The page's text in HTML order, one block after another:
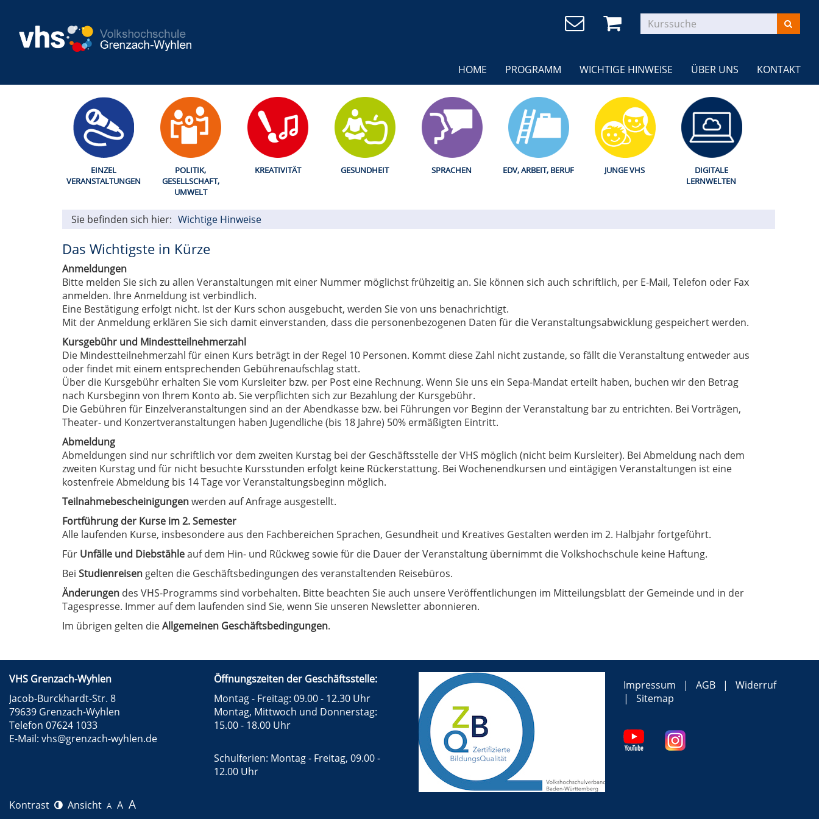
HOME PROGRAMM WICHTIGE HINWEISE ÜBER UNS KONTAKT
EINZEL
VERANSTALTUNGEN
POLITIK,
GESELLSCHAFT,
UMWELT
KREATIVITÄT GESUNDHEIT SPRACHEN EDV, ARBEIT, BERUF JUNGE VHS
DIGITALE
LERNWELTEN
Sie befinden sich hier: Wichtige Hinweise
Das Wichtigste in Kürze
Anmeldungen
Bitte melden Sie sich zu allen Veranstaltungen mit einer Nummer möglichst frühzeitig an. Sie können sich auch schriftlich, per E-Mail, Telefon oder Fax
anmelden. Ihre Anmeldung ist verbindlich.
Eine Bestätigung erfolgt nicht. Ist der Kurs schon ausgebucht, werden Sie von uns benachrichtigt.
Mit der Anmeldung erklären Sie sich damit einverstanden, dass die personenbezogenen Daten für die Veranstaltungsabwicklung gespeichert werden.
Kursgebühr und Mindestteilnehmerzahl
Die Mindestteilnehmerzahl für einen Kurs beträgt in der Regel 10 Personen. Kommt diese Zahl nicht zustande, so fällt die Veranstaltung entweder aus
oder findet mit einem entsprechenden Gebührenaufschlag statt.
Über die Kursgebühr erhalten Sie vom Kursleiter bzw. per Post eine Rechnung. Wenn Sie uns ein Sepa-Mandat erteilt haben, buchen wir den Betrag
nach Kursbeginn von Ihrem Konto ab. Sie verpflichten sich zur Bezahlung der Kursgebühr.
Die Gebühren für Einzelveranstaltungen sind an der Abendkasse bzw. bei Führungen vor Beginn der Veranstaltung bar zu entrichten. Bei Vorträgen,
Theater- und Konzertveranstaltungen haben Jugendliche (bis 18 Jahre) 50% ermäßigten Eintritt.
Abmeldung
Abmeldungen sind nur schriftlich vor dem zweiten Kurstag bei der Geschäftsstelle der VHS möglich (nicht beim Kursleiter). Bei Abmeldung nach dem
zweiten Kurstag und für nicht besuchte Kursstunden erfolgt keine Rückerstattung. Bei Wochenendkursen und eintägigen Veranstaltungen ist eine
kostenfreie Abmeldung bis 14 Tage vor Veranstaltungsbeginn möglich.
Teilnahmebescheinigungenwerden auf Anfrage ausgestellt.
Fortführung der Kurse im 2. Semester
Alle laufenden Kurse, insbesondere aus den Fachbereichen Sprachen, Gesundheit und Kreatives Gestalten werden im 2. Halbjahr fortgeführt.
Für Unfälle und Diebstähleauf dem Hin- und Rückweg sowie für die Dauer der Veranstaltung übernimmt die Volkshochschule keine Haftung.
Bei Studienreisen gelten die Geschäftsbedingungen des veranstaltenden Reisebüros.
Änderungen des VHS-Programms sind vorbehalten. Bitte beachten Sie auch unsere Veröffentlichungen im Mitteilungsblatt der Gemeinde und in der
Tagespresse. Immer auf dem laufenden sind Sie, wenn Sie unseren Newsletter abonnieren.
Im übrigen gelten dieAllgemeinen Geschäftsbedingungen.
VHS Grenzach-Wyhlen
Jacob-Burckhardt-Str. 8
79639 Grenzach-Wyhlen
Telefon 07624 1033
E-Mail: vhs@grenzach-wyhlen.de
Öffnungszeiten der Geschäftsstelle:
Montag - Freitag: 09.00 - 12.30 Uhr
Montag, Mittwoch und Donnerstag:
15.00 - 18.00 Uhr
Schulferien: Montag - Freitag, 09.00 -
12.00 Uhr
Impressum AGB
Widerruf
Sitemap
Kontrast Ansicht A A A